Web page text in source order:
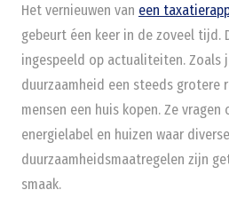
Het vernieuwen van een
gebeurt éen keer in de zoveel tijd.
ingespeeld op actualiteiten. Zoals
duurzaamheid een steeds grotere
mensen een huis kopen. Ze
energielabel en huizen waar diverse
duurzaamheidsmaatregelen zijn
smaak.